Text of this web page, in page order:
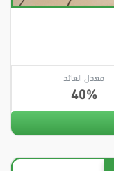
معدل العائد
40